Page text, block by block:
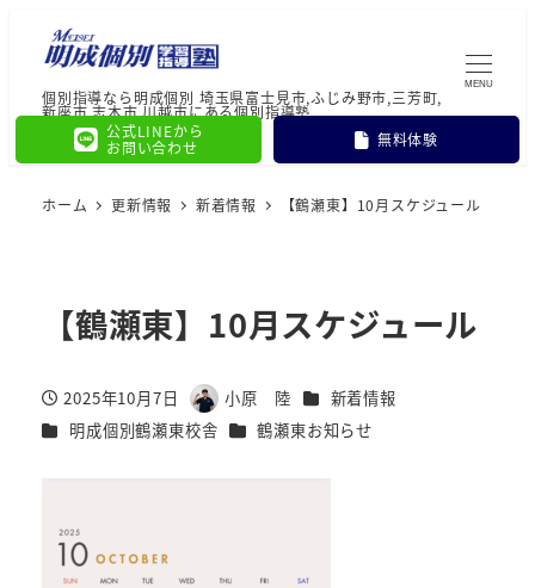
個別指導なら明成個別 埼玉県富士見市,ふじみ野市,三芳町,
新座市,志木市,川越市にある個別指導塾
公式LINEから
お問い合わせ
無料体験
MENU
ホーム 更新情報 新着情報 【鶴瀬東】10月スケジュール
【鶴瀬東】10月スケジュール
投稿日
2025年10月7日
著
者
小原 陸 カテゴリー
新着情報
カテゴリー
明成個別鶴瀬東校舎 カテゴリー
鶴瀬東お知らせ